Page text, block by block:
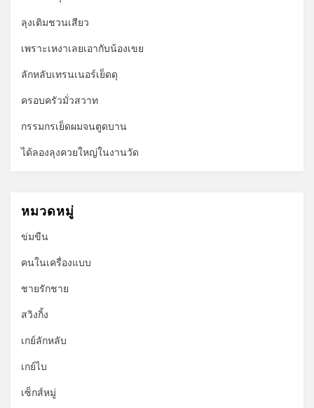
ลุงเติมชวนเสียว
เพราะเหงาเลยเอากับน้องเขย
ลักหลับเทรนเนอร์เย็ดดุ
ครอบครัวมั่วสวาท
กรรมกรเย็ดผมจนตูดบาน
ได้ลองลุงควยใหญ่ในงานวัด
หมวดหมู่
ข่มขืน
คนในเครื่องแบบ
ชายรักชาย
สวิงกิ้ง
เกย์ลักหลับ
เกย์ไบ
เซ็กส์หมู่